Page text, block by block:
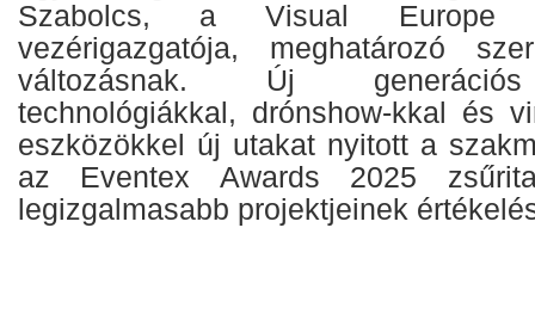
Szabolcs, a Visual Europe
vezérigazgatója, meghatározó
változásnak. Új generációs
technológiákkal, drónshow-kkal és
eszközökkel új utakat nyitott a
az Eventex Awards 2025
legizgalmasabb projektjeinek